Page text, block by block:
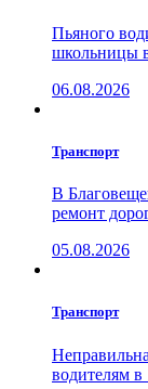
Пьяного
школьницы
06.08.2026
Транспорт
В
ремонт
05.08.2026
Транспорт
водителям в